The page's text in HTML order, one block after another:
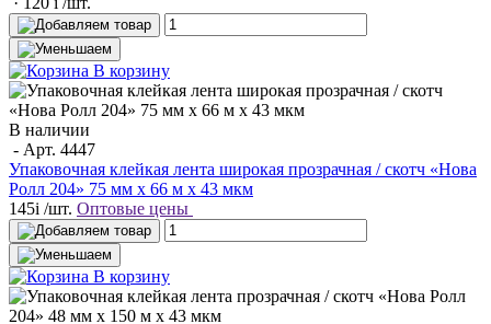
В корзину
В наличии
- Арт. 4447
Упаковочная клейкая лента широкая прозрачная / скотч «Нова
Ролл 204» 75 мм x 66 м х 43 мкм
145i /шт. Оптовые цены
В корзину